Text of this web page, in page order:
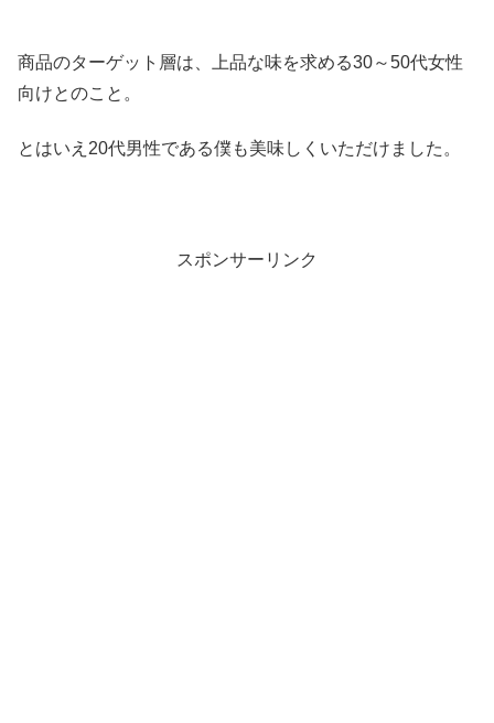
商品のターゲット層は、上品な味を求める30～50代女性
向けとのこと。
とはいえ20代男性である僕も美味しくいただけました。
スポンサーリンク